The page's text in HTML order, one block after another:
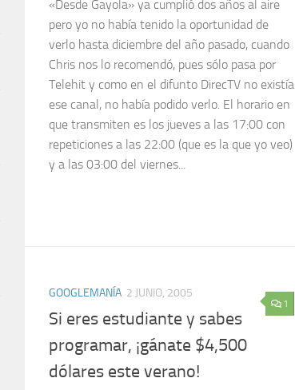
«Desde Gayola» ya cumplió dos años al aire
pero yo no había tenido la oportunidad de
verlo hasta diciembre del año pasado, cuando
Chris nos lo recomendó, pues sólo pasa por
Telehit y como en el difunto DirecTV no existía
ese canal, no había podido verlo. El horario en
que transmiten es los jueves a las 17:00 con
repeticiones a las 22:00 (que es la que yo veo)
y a las 03:00 del viernes...
1
GOOGLEMANÍA 2 JUNIO, 2005
Si eres estudiante y sabes
programar, ¡gánate $4,500
dólares este verano!